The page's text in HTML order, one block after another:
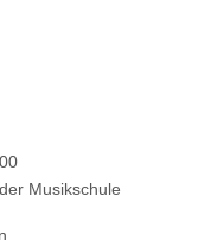
Musikschule